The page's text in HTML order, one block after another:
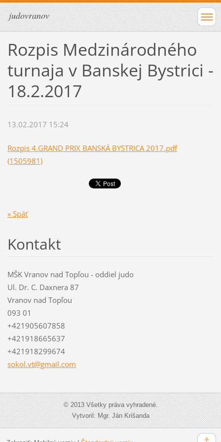
judovranov
Rozpis Medzinárodného
turnaja v Banskej Bystrici -
18.2.2017
13.02.2017 15:24
Rozpis 4.GRAND PRIX BANSKÁ BYSTRICA 2017.pdf
(1505981)
« Späť
Kontakt
MŠK Vranov nad Topľou - oddiel judo
Ul. Dr. C. Daxnera 87
Vranov nad Topľou
093 01
+421905607858
+421918665637
+421918299674
sokol.vt@gmail.com
© 2013 Všetky práva vyhradené.
Vytvoril: Mgr. Ján Krišanda